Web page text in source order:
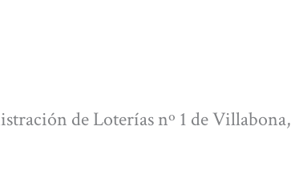
de Loterías nº 1 de Villabona,